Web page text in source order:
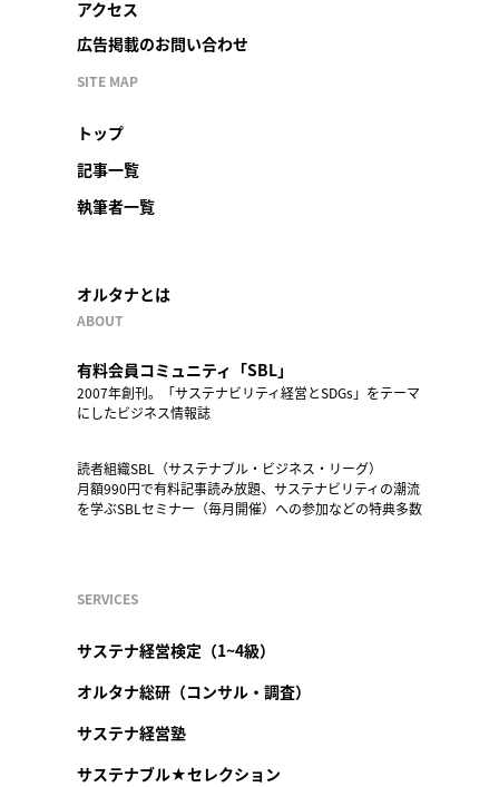
アクセス
広告掲載のお問い合わせ
SITE MAP
トップ
記事一覧
執筆者一覧
オルタナとは
ABOUT
有料会員コミュニティ「SBL」
2007年創刊。「サステナビリティ経営とSDGs」をテーマ
にしたビジネス情報誌
読者組織SBL（サステナブル・ビジネス・リーグ）
月額990円で有料記事読み放題、サステナビリティの潮流
を学ぶSBLセミナー（毎月開催）への参加などの特典多数
SERVICES
サステナ経営検定（1~4級）
オルタナ総研（コンサル・調査）
サステナ経営塾
サステナブル★セレクション